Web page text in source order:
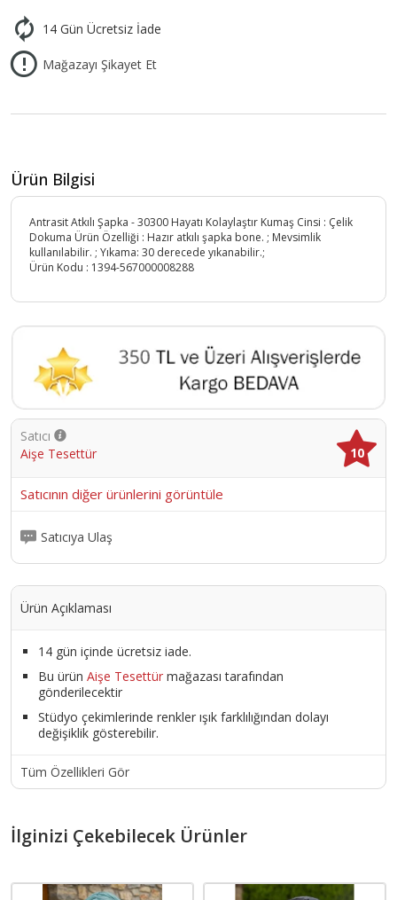
14 Gün Ücretsiz İade
Mağazayı Şikayet Et
Ürün Bilgisi
Antrasit Atkılı Şapka - 30300 Hayatı Kolaylaştır Kumaş Cinsi : Çelik
Dokuma Ürün Özelliği : Hazır atkılı şapka bone. ; Mevsimlik
kullanılabilir. ; Yıkama: 30 derecede yıkanabilir.;
Ürün Kodu : 1394-567000008288
Satıcı
Aişe Tesettür
10
Satıcının diğer ürünlerini görüntüle
Satıcıya Ulaş
Ürün Açıklaması
14 gün içinde ücretsiz iade.
Bu ürün Aişe Tesettür mağazası tarafından
gönderilecektir
Stüdyo çekimlerinde renkler ışık farklılığından dolayı
değişiklik gösterebilir.
Tüm Özellikleri Gör
İlginizi Çekebilecek Ürünler